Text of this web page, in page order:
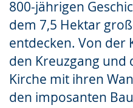
800-jährigen
dem 7,5 Hektar
entdecken. Von der
den Kreuzgang und
Kirche mit ihren
den imposanten